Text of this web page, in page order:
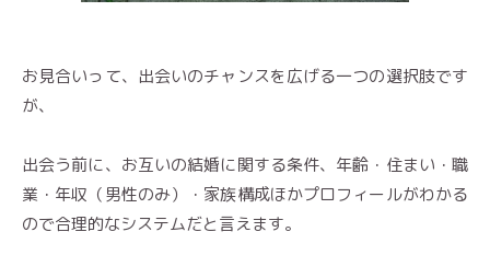
お見合いって、出会いのチャンスを広げる一つの選択肢です
が、
出会う前に、お互いの結婚に関する条件、年齢・住まい・職
業・年収（男性のみ）・家族構成ほかプロフィールがわかる
ので合理的なシステムだと言えます。